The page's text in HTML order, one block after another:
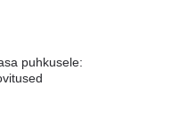
puhkusele: